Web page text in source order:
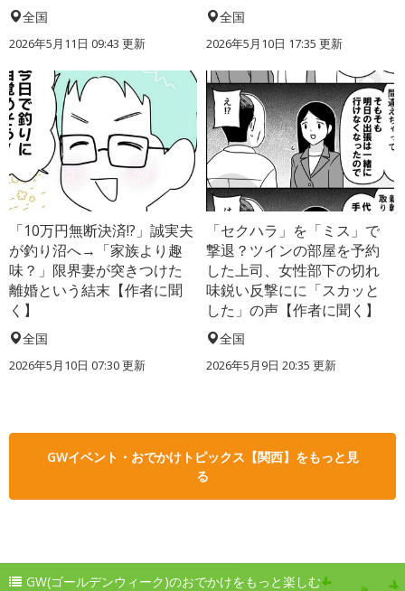
全国
2026年5月11日 09:43 更新
全国
2026年5月10日 17:35 更新
「10万円無断決済!?」誠実夫
が釣り沼へ→「家族より趣
味？」限界妻が突きつけた
離婚という結末【作者に聞
く】
全国
2026年5月10日 07:30 更新
「セクハラ」を「ミス」で
撃退？ツインの部屋を予約
した上司、女性部下の切れ
味鋭い反撃にに「スカッと
した」の声【作者に聞く】
全国
2026年5月9日 20:35 更新
GWイベント・おでかけトピックス【関西】をもっと見
る
GW(ゴールデンウィーク)のおでかけをもっと楽しむ